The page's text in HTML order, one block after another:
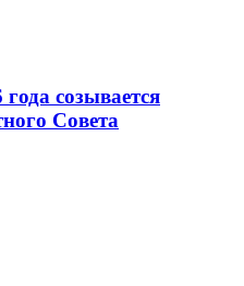
созывается
Совета